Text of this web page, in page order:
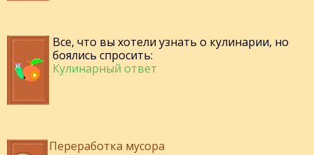
Все, что вы хотели узнать о кулинарии, но
боялись спросить:
Кулинарный ответ
Переработка мусора